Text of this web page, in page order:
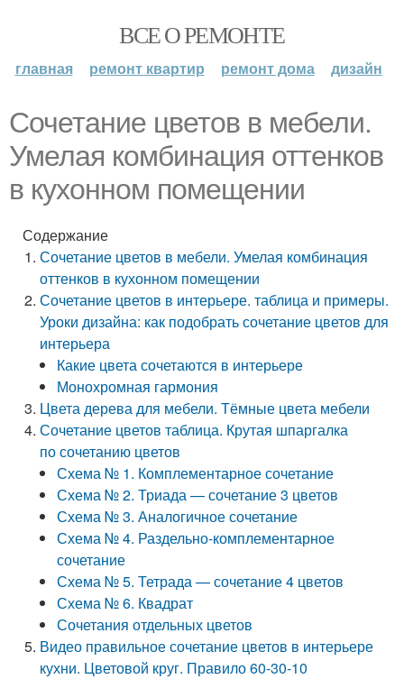
ВСЕ О РЕМОНТЕ
главная ремонт квартир ремонт дома дизайн
Сочетание цветов в мебели.
Умелая комбинация оттенков
в кухонном помещении
Содержание
Сочетание цветов в мебели. Умелая комбинация
оттенков в кухонном помещении
Сочетание цветов в интерьере. таблица и примеры.
Уроки дизайна: как подобрать сочетание цветов для
интерьера
Какие цвета сочетаются в интерьере
Монохромная гармония
Цвета дерева для мебели. Тёмные цвета мебели
Сочетание цветов таблица. Крутая шпаргалка
по сочетанию цветов
Схема № 1. Комплементарное сочетание
Схема № 2. Триада — сочетание 3 цветов
Схема № 3. Аналогичное сочетание
Схема № 4. Раздельно-комплементарное
сочетание
Схема № 5. Тетрада — сочетание 4 цветов
Схема № 6. Квадрат
Сочетания отдельных цветов
Видео правильное сочетание цветов в интерьере
кухни. Цветовой круг. Правило 60-30-10